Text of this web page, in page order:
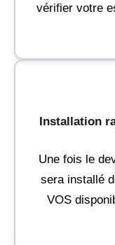
vérifier votre
Installation
Une fois le
sera installé
VOS